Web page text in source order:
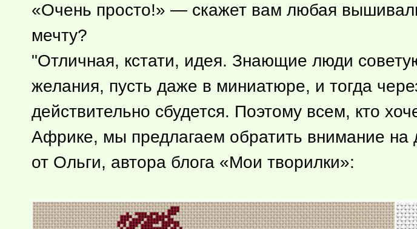
«Очень просто!» — скажет вам любая
мечту?
"Отличная, кстати, идея. Знающие люди
желания, пусть даже в миниатюре, и тогда
действительно сбудется. Поэтому всем, кто
Африке, мы предлагаем обратить внимание на
от Ольги, автора блога «Мои творилки»: